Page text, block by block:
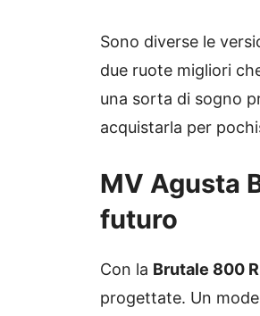
Sono diverse le
due ruote migliori
una sorta di sogno
acquistarla per
MV Agusta
futuro
Con la Brutale 800
progettate. Un